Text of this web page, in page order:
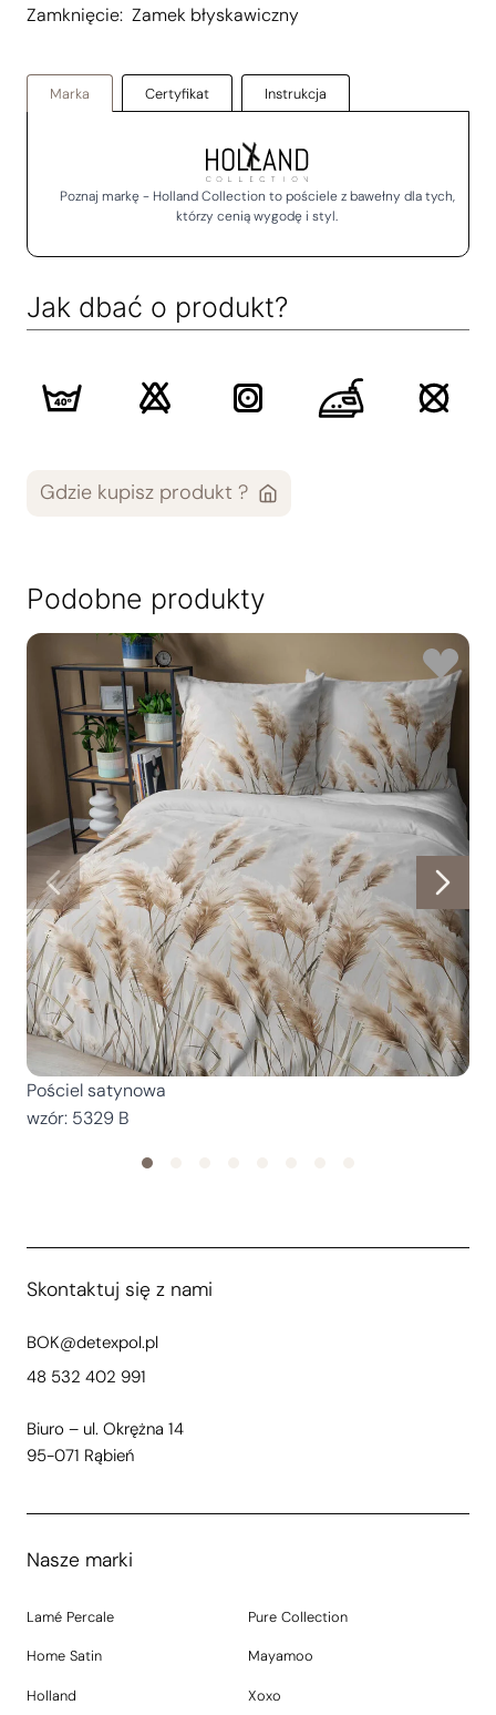
Zamknięcie: Zamek błyskawiczny
Marka Certyfikat Instrukcja
Poznaj markę - Holland Collection to pościele z bawełny dla tych,
którzy cenią wygodę i styl.
Jak dbać o produkt?
Gdzie kupisz produkt ?
Podobne produkty
Pościel satynowa
wzór: 5329 B
Skontaktuj się z nami
BOK@detexpol.pl
48 532 402 991
Biuro – ul. Okrężna 14
95-071 Rąbień
Nasze marki
Lamé Percale Pure Collection
Home Satin Mayamoo
Holland Xoxo